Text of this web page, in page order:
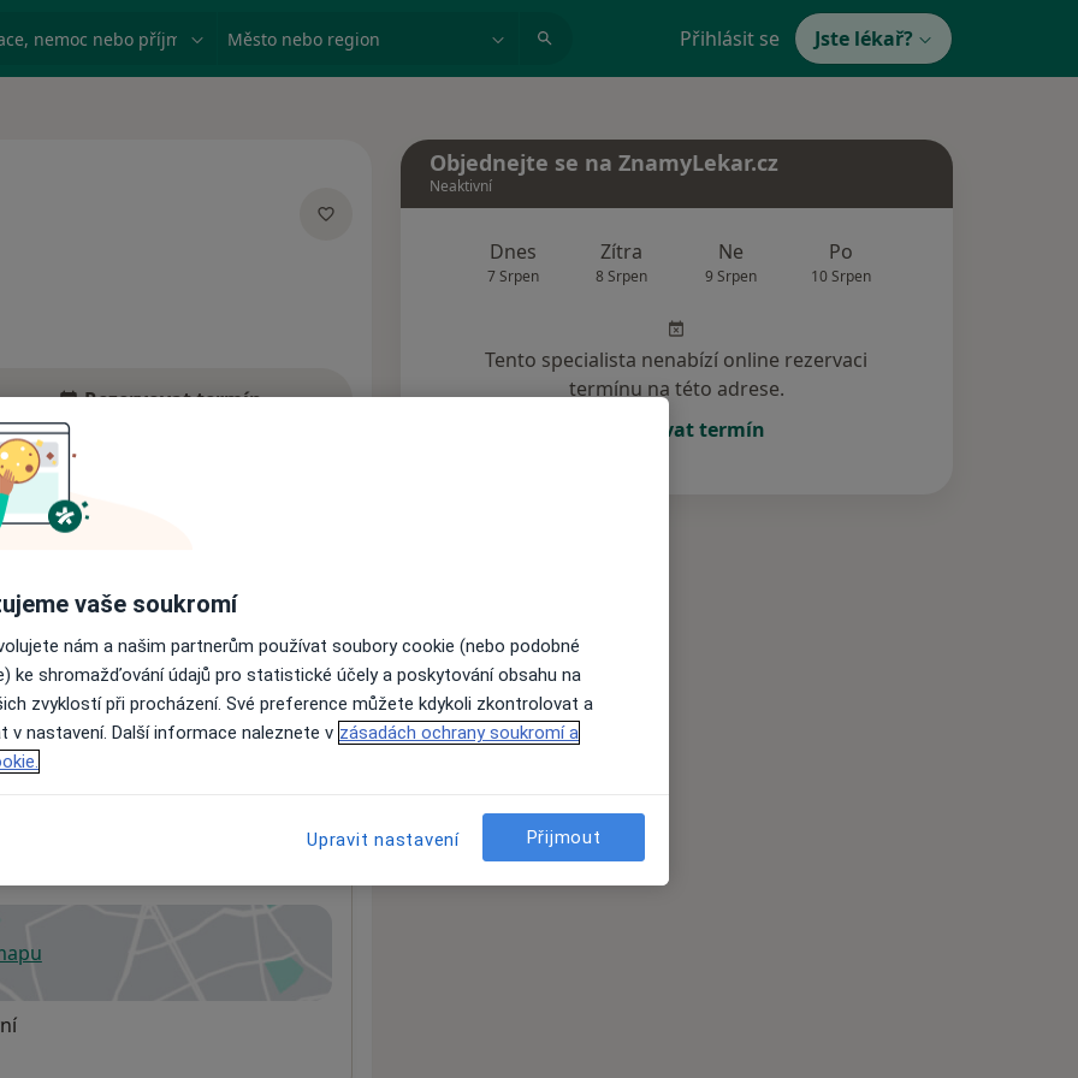
nemoc nebo příjmení Město nebo region Přihlásit se Jste lékař?
Rezervovat termín
nejsou k dispozici
informace o svých službách.
v nové záložce
Objednejte se na ZnamyLekar.cz
Neaktivní
Dnes
7 Srpen
Zítra
8 Srpen
Ne
9 Srpen
Po
10 Srpen
Tento specialista nenabízí online rezervaci
termínu na této adrese.
Rezervovat termín
vaše soukromí
nám a našim partnerům používat soubory cookie (nebo podobné
ke shromažďování údajů pro statistické účely a poskytování obsahu na
zvyklostí při procházení. Své preference můžete kdykoli zkontrolovat a
v nastavení. Další informace naleznete v zásadách ochrany soukromí a
Upravit nastavení Přijmout